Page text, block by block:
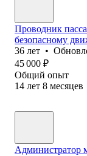
Проводник
безопасному
36 лет •
45 000 ₽
Общий опыт
14 лет 8 месяцев
Администратор